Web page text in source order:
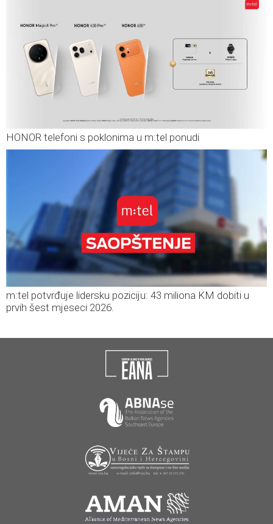
HONOR telefoni s poklonima u m:tel ponudi
m:tel potvrđuje lidersku poziciju: 43 miliona KM dobiti u
prvih šest mjeseci 2026.